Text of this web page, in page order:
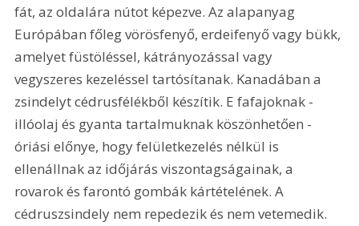
fát, az oldalára nútot képezve. Az alapanyag
Európában főleg vörösfenyő, erdeifenyő vagy bükk,
amelyet füstöléssel, kátrányozással vagy
vegyszeres kezeléssel tartósítanak. Kanadában a
zsindelyt cédrusfélékből készítik. E fafajoknak -
illóolaj és gyanta tartalmuknak köszönhetően -
óriási előnye, hogy felületkezelés nélkül is
ellenállnak az időjárás viszontagságainak, a
rovarok és farontó gombák kártételének. A
cédruszsindely nem repedezik és nem vetemedik.